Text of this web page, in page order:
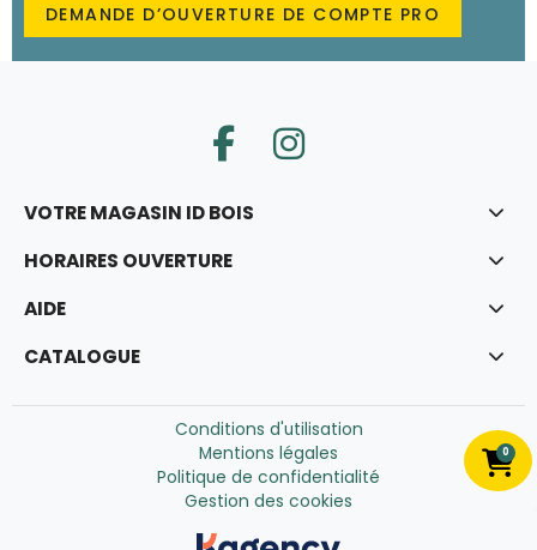
0
DEMANDE D’OUVERTURE DE COMPTE PRO
VOTRE MAGASIN ID BOIS
HORAIRES OUVERTURE
AIDE
CATALOGUE
Conditions d'utilisation
Mentions légales
Politique de confidentialité
Gestion des cookies